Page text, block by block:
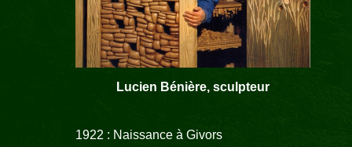
Lucien Bénière, sculpteur
1922 : Naissance à Givors